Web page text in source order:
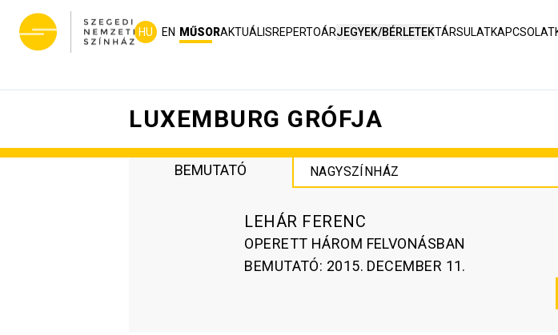
HU EN MŰSORAKTUÁLISREPERTOÁRJEGYEK/BÉRLETEKTÁRSULATKAPCSOLAT
LUXEMBURG GRÓFJA
BEMUTATÓ NAGYSZÍNHÁZ
LEHÁR FERENC
OPERETT HÁROM FELVONÁSBAN
BEMUTATÓ: 2015. DECEMBER 11.